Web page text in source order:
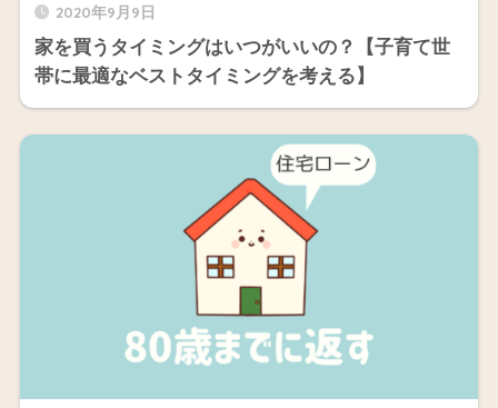
2020年9月9日
家を買うタイミングはいつがいいの？【子育て世
帯に最適なベストタイミングを考える】